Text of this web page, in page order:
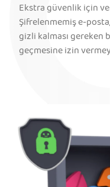
Ekstra güvenlik için
Şifrelenmemiş e-
gizli kalması gereken
geçmesine izin